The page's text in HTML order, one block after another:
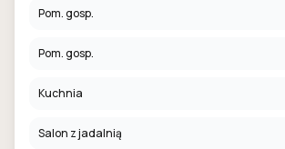
Pom. gosp.
Pom. gosp.
Kuchnia
Salon z jadalnią